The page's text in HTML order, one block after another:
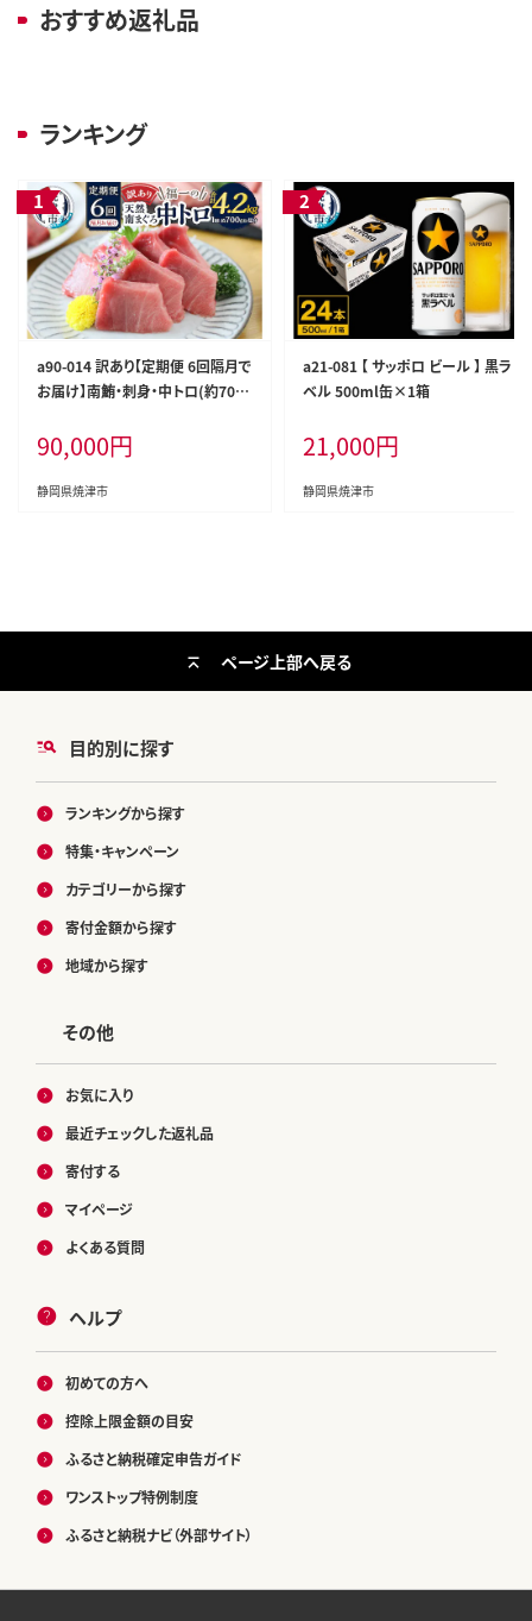
おすすめ返礼品
ランキング
a90-014 訳あり【定期便 6回隔月で
お届け】南鮪・刺身・中トロ(約700
90,000円
静岡県焼津市
a21-081 【 サッポロ ビール 】 黒ラ
ベル 500ml缶×1箱
21,000円
静岡県焼津市
目的別に探す
ランキングから探す
特集・キャンペーン
カテゴリーから探す
寄付金額から探す
地域から探す
その他
お気に入り
最近チェックした返礼品
寄付する
マイページ
よくある質問
ヘルプ
初めての方へ
控除上限金額の目安
ふるさと納税確定申告ガイド
ワンストップ特例制度
ふるさと納税ナビ（外部サイト）
ページ上部へ戻る